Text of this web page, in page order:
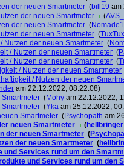
der neuen Smartmeter (bill19 am
der neuen Smartmeter
(
der neuen Smartmeter (Nomade1
der neuen Smartmeter (TuxTux
Nutzen der neuen Smartmeter (
/ Nutzen der neuen Smartmeter (
/ Nutzen der neuen Smartmeter (
/ Nutzen der neuen Smartmeter
/ Nutzen der neuen
am 22.12.2022, 08:22:08)
(Mohy am 22.12.2022,
(Ykä am 25.12.2022,
Smartmeter (Psychopath am
neuen Smartmeter
(hellbringer
der neuen Smartmeter (
der neuen Smartmeter (
und Services rund um den
und Services rund um den